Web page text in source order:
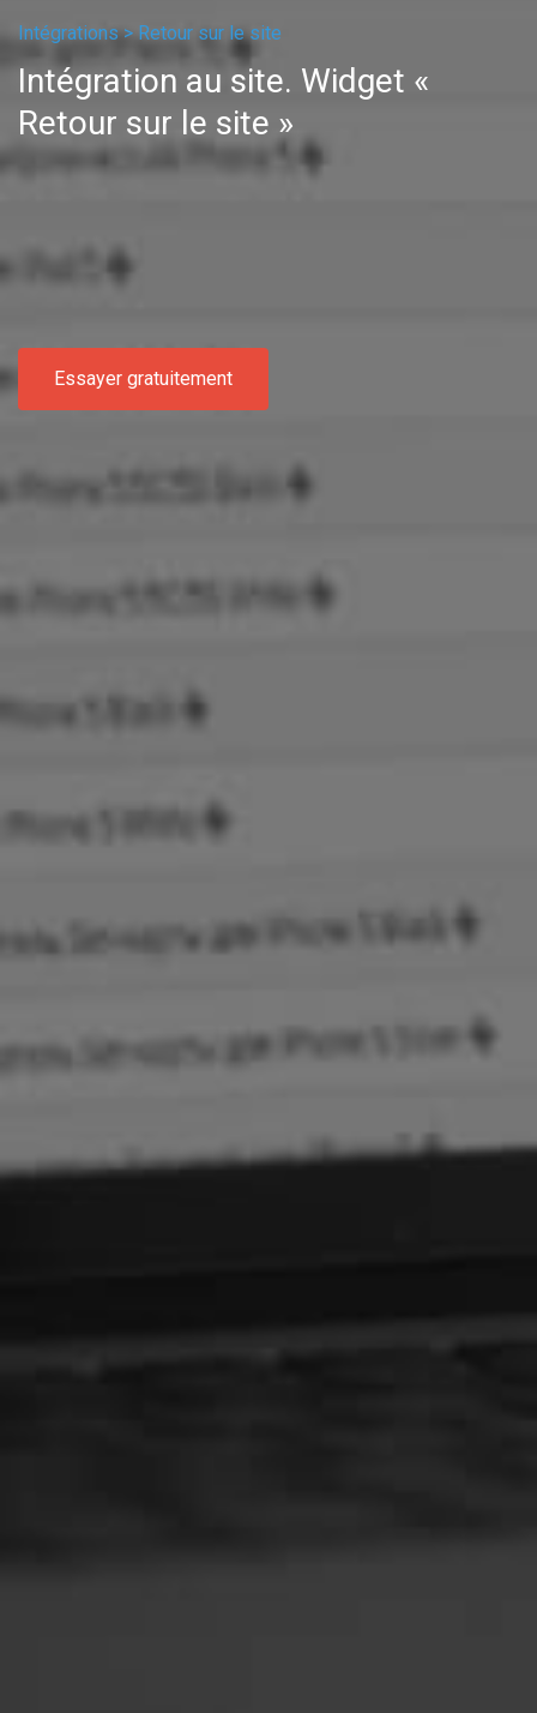
Intégrations > Retour sur le site
Intégration au site. Widget «
Retour sur le site »
Essayer gratuitement